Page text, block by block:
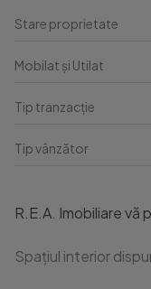
Stare proprietate
Mobilat și Utilat
Tip tranzacție
Tip vânzător
R.E.A. Imobiliare
Spațiul interior